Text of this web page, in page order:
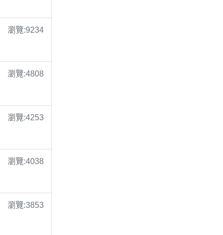
瀏覽:9234
瀏覽:4808
瀏覽:4253
瀏覽:4038
瀏覽:3853